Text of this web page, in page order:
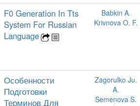
F0 Generation In Tts
System For Russian
Language
Babkin A.
Krivnova O. F.
Особенности
Подготовки
Терминов Для
Zagorulko Ju.
A.
Semenova S.